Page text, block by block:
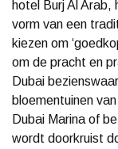
hotel Burj Al
vorm van een
kiezen om
om de pracht en
Dubai
bloementuinen
Dubai Marina of
wordt doorkruist